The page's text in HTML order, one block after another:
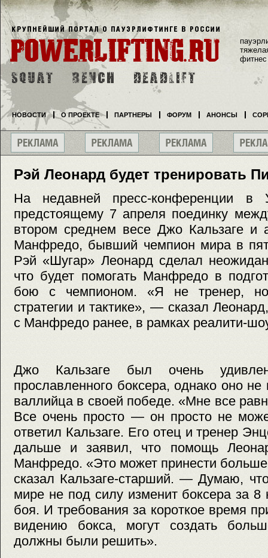
Рэй Леонард будет тренировать
На недавней пресс-конференции в
предстоящему 7 апреля поединку
втором среднем весе Джо Кальзаге и
Манфредо, бывший чемпион мира в
Рэй «Шугар» Леонард сделал
что будет помогать Манфредо в
бою с чемпионом. «Я не тренер,
стратегии и тактике», — сказал
с Манфредо ранее, в рамках реалити-
Джо Кальзаге был очень
прославленного боксера, однако оно не
валлийца в своей победе. «Мне все
Все очень просто — он просто не
ответил Кальзаге. Его отец и тренер
дальше и заявил, что помощь
Манфредо. «Это может принести
сказал Кальзаге-старший. — Думаю,
мире не под силу изменит боксера за 8
боя. И требования за короткое время
видению бокса, могут создать
должны были решить».
фитнес
НОВОСТИ О ПРОЕКТЕ ПАРТНЕРЫ ФОРУМ АНОНСЫ